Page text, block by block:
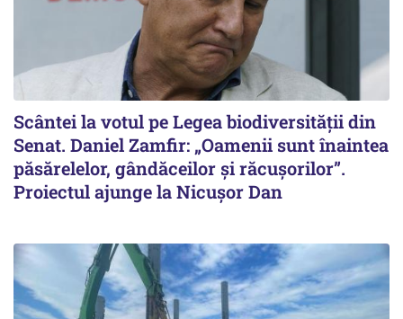
Scântei la votul pe Legea biodiversității din
Senat. Daniel Zamfir: „Oamenii sunt înaintea
păsărelelor, gândăceilor și răcușorilor”.
Proiectul ajunge la Nicușor Dan